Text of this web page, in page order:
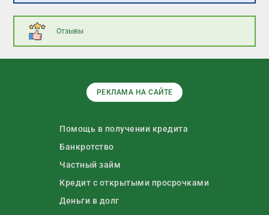
Отзывы
РЕКЛАМА НА САЙТЕ
Помощь в получении кредита
Банкротство
Частный займ
Кредит с открытыми просрочками
Деньги в долг